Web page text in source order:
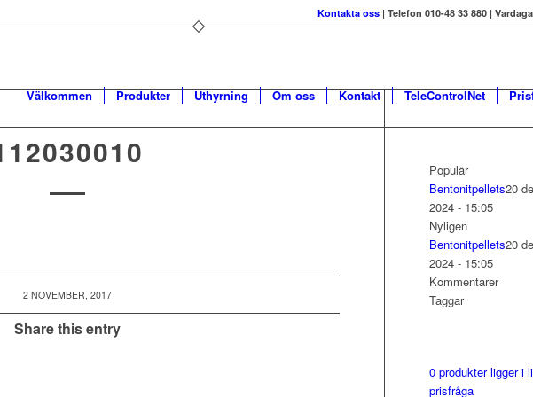
Kontakta oss | Telefon 010-48 33 880 |
Välkommen Produkter Uthyrning Om oss Kontakt TeleControlNet
2 NOVEMBER, 2017
Share this entry
Populär
Bentonitpellets20
2024 - 15:05
Nyligen
Bentonitpellets20
2024 - 15:05
Kommentarer
Taggar
0 produkterligger i
prisfråga